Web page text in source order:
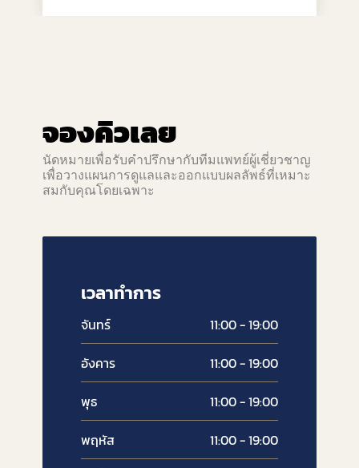
จองคิวเลย
นัดหมายเพื่อรับคำปรึกษากับทีมแพทย์ผู้เชี่ยวชาญ
เพื่อวางแผนการดูแลและออกแบบผลลัพธ์ที่เหมาะ
สมกับคุณโดยเฉพาะ
เวลาทำการ
จันทร์
11:00 - 19:00
อังคาร
11:00 - 19:00
พุธ
11:00 - 19:00
พฤหัส
11:00 - 19:00